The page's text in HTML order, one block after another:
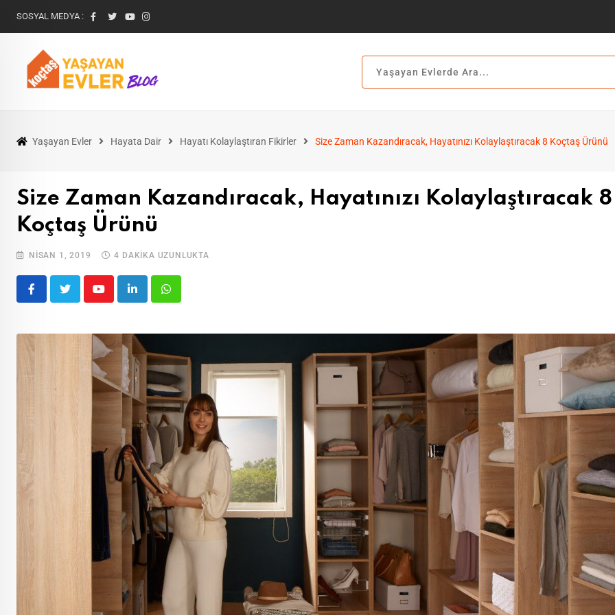
SOSYAL MEDYA :
Yaşayan Evler Hayata Dair Hayatı Kolaylaştıran Fikirler Size Zaman Kazandıracak, Hayatınızı Kolaylaştıracak 8 Koçtaş Ürünü
Size Zaman Kazandıracak, Hayatınızı Kolaylaştıracak 8
Koçtaş Ürünü
NISAN 1, 2019 4 DAKIKA UZUNLUKTA